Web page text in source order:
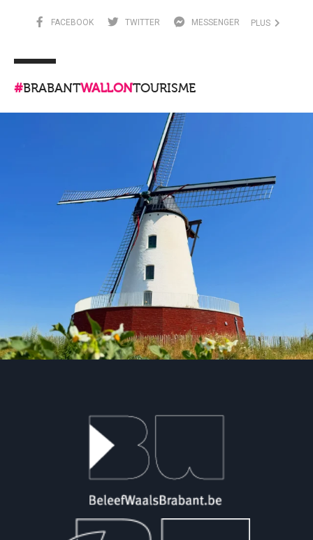
FACEBOOK TWITTER MESSENGER PLUS
#BRABANTWALLONTOURISME